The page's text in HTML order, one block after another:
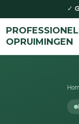
✓
OPRUIMINGEN